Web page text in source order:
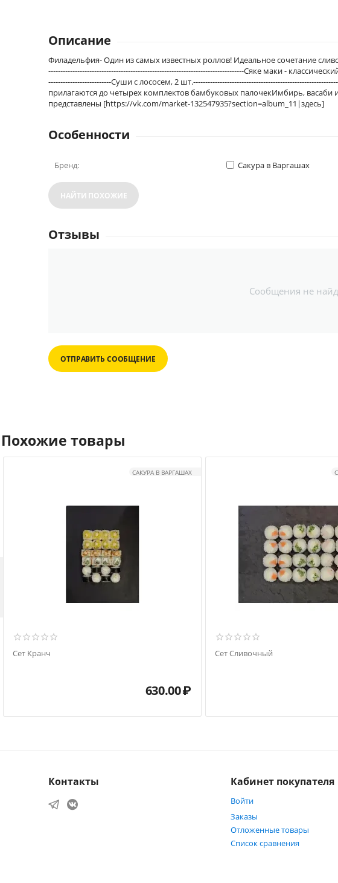
Описание
Филадельфия- Один из самых известных роллов! Идеальное сочетание
---------------------------------------------------------------------------------Сяке маки -
--------------------------Суши с лососем, 2
прилагаются до четырех комплектов бамбуковых палочекИмбирь, васаби
представлены [https://vk.com/market-132547935?section=album_11|здесь]
Особенности
Бренд: Сакура в Варгашах
НАЙТИ ПОХОЖИЕ
Отзывы
Сообщения не
ОТПРАВИТЬ СООБЩЕНИЕ
Похожие товары
САКУРА В ВАРГАШАХ
Сет Кранч
630.00₽
Сет Сливочный
Контакты Кабинет покупателя
Войти
Заказы
Отложенные товары
Список сравнения